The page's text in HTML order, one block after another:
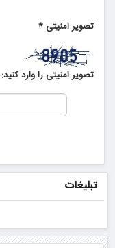
تصویر امنیتی *
تصویر امنیتی را وارد کنید:
تبلیغات